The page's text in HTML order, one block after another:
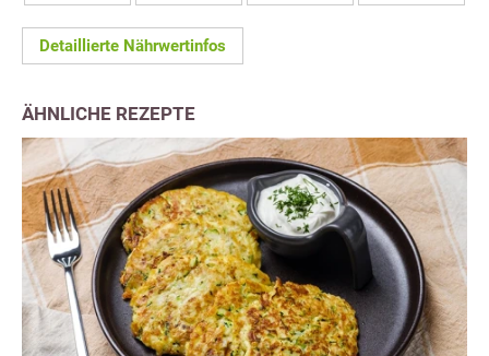
Detaillierte Nährwertinfos
ÄHNLICHE REZEPTE